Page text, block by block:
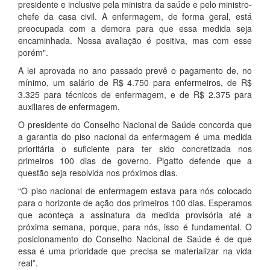
presidente e inclusive pela ministra da saúde e pelo ministro-
chefe da casa civil. A enfermagem, de forma geral, está
preocupada com a demora para que essa medida seja
encaminhada. Nossa avaliação é positiva, mas com esse
porém".
A lei aprovada no ano passado prevê o pagamento de, no
mínimo, um salário de R$ 4.750 para enfermeiros, de R$
3.325 para técnicos de enfermagem, e de R$ 2.375 para
auxiliares de enfermagem.
O presidente do Conselho Nacional de Saúde concorda que
a garantia do piso nacional da enfermagem é uma medida
prioritária o suficiente para ter sido concretizada nos
primeiros 100 dias de governo. Pigatto defende que a
questão seja resolvida nos próximos dias.
“O piso nacional de enfermagem estava para nós colocado
para o horizonte de ação dos primeiros 100 dias. Esperamos
que aconteça a assinatura da medida provisória até a
próxima semana, porque, para nós, isso é fundamental. O
posicionamento do Conselho Nacional de Saúde é de que
essa é uma prioridade que precisa se materializar na vida
real”.